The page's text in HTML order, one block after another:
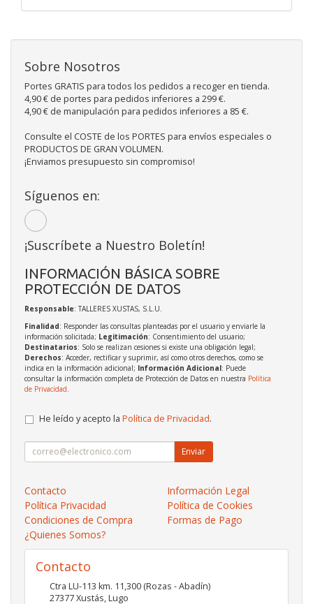
Sobre Nosotros
Portes GRATIS para todos los pedidos a recoger en tienda.
4,90 € de portes para pedidos inferiores a 299 €.
4,90 € de manipulación para pedidos inferiores a 85 €.
Consulte el COSTE de los PORTES para envíos especiales o
PRODUCTOS DE GRAN VOLUMEN.
¡Enviamos presupuesto sin compromiso!
Síguenos en:
¡Suscríbete a Nuestro Boletín!
INFORMACIÓN BÁSICA SOBRE
PROTECCIÓN DE DATOS
Responsable: TALLERES XUSTAS, S.L.U.
Finalidad: Responder las consultas planteadas por el usuario y enviarle la
información solicitada; Legitimación: Consentimiento del usuario;
Destinatarios: Solo se realizan cesiones si existe una obligación legal;
Derechos: Acceder, rectificar y suprimir, así como otros derechos, como se
indica en la información adicional; Información Adicional: Puede
consultar la información completa de Protección de Datos en nuestra Política
de Privacidad
He leído y acepto la Política de Privacidad.
Enviar
Contacto
Información Legal
Política Privacidad
Política de Cookies
Condiciones de Compra
Formas de Pago
¿Quienes Somos?
Contacto
Ctra LU-113 km. 11,300 (Rozas - Abadín)
27377Xustás,Lugo